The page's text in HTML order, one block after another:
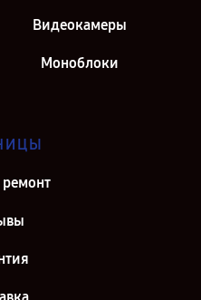
Видеокамеры
Моноблоки